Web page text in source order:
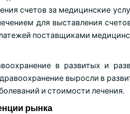
счетов за медицинские
для выставления
поставщиками
в развитых и
выросли в
и стоимости лечения.
рынка